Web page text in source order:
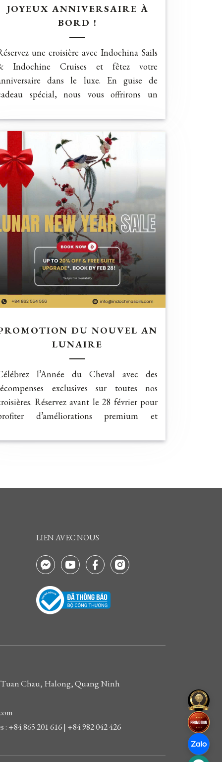
JOYEUX ANNIVERSAIRE À
BORD !
une croisière avec Indochina Sails
Indochine Cruises et fêtez votre
dans le luxe. En guise de
spécial, nous vous offrirons un
DU NOUVEL AN
LUNAIRE
l’Année du Cheval avec des
exclusives sur toutes nos
Réservez avant le 28 février pour
d’améliorations premium et
de Lan Ha.
LIEN AVEC NOUS
Tuan Chau, Halong, Quang Ninh
+84 865 201 616 | +84 982 042 426